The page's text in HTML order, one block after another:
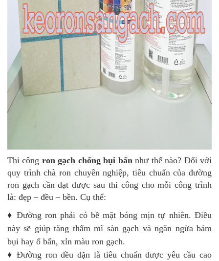
Thi công ron gạch chống bụi bẩnnhư thế nào? Đối với
quy trình chà ron chuyên nghiệp, tiêu chuẩn của đường
ron gạch cần đạt được sau thi công cho mỗi công trình
là: đẹp – đều – bền. Cụ thể:
♦ Đường ron phải có bề mặt bóng mịn tự nhiên. Điều
này sẽ giúp tăng thẩm mĩ sàn gạch và ngăn ngừa bám
bụi hay ố bẩn, xỉn màu ron gạch.
♦Đường ron đều đặn là tiêu chuẩn được yêu cầu cao